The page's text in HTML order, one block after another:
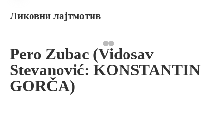
Ликовни лајтмотив
Pero Zubac (Vidosav
Stevanović: KONSTANTIN
GORČA)